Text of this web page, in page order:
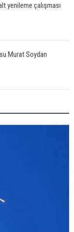
yenileme çalışması
Murat Soydan
Dervişoğlu cenazede
Dondurulmuş